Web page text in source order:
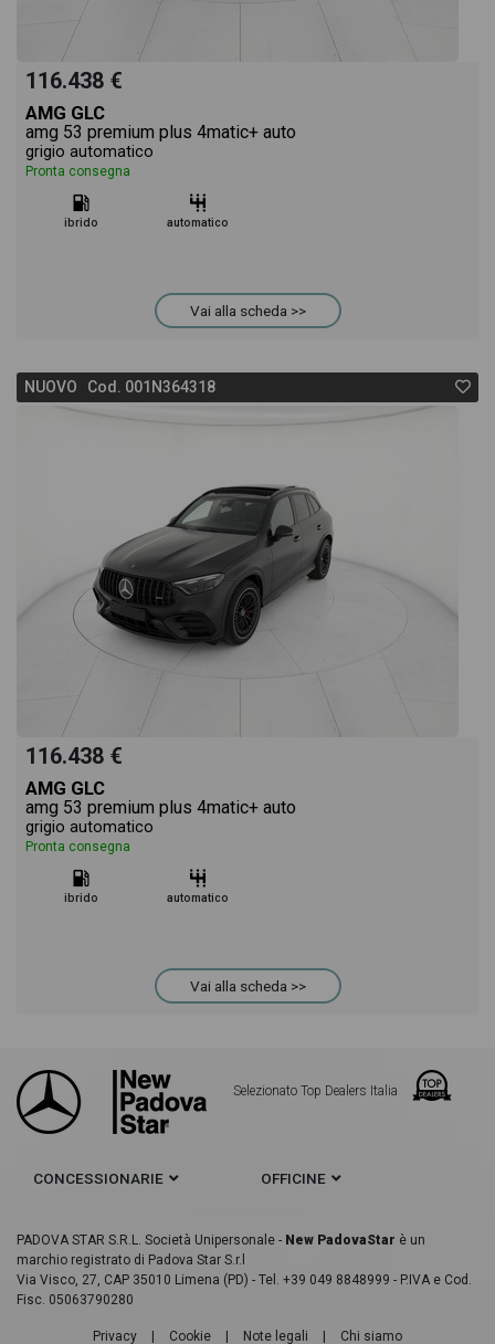
116.438 €
AMG GLC
amg 53 premium plus 4matic+ auto
grigio automatico
Pronta consegna
ibrido automatico
Vai alla scheda >>
NUOVO Cod. 001N364318
116.438 €
AMG GLC
amg 53 premium plus 4matic+ auto
grigio automatico
Pronta consegna
ibrido automatico
Vai alla scheda >>
Selezionato Top Dealers Italia
CONCESSIONARIE OFFICINE
PADOVA STAR S.R.L. Società Unipersonale - New PadovaStar è un
marchio registrato di Padova Star S.r.l
Via Visco, 27, CAP 35010 Limena (PD) - Tel. +39 049 8848999 - P.IVA e Cod.
Fisc. 05063790280
Privacy Cookie Note legali Chi siamo